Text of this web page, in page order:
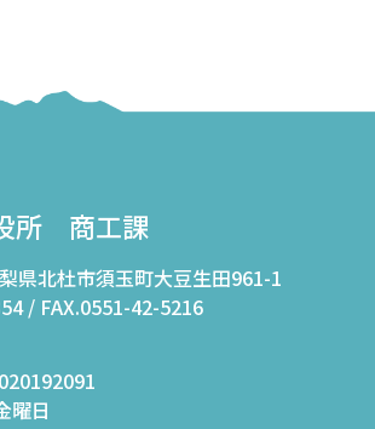
所 商工課
県北杜市須玉町大豆生田961-1
/ FAX.0551-42-5216
曜日